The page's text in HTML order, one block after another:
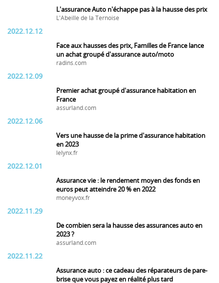
L'assurance Auto n'échappe pas à la hausse des prix
L'Abeille de la Ternoise
2022.12.12
Face aux hausses des prix, Familles de France lance
un achat groupé d'assurance auto/moto
radins.com
2022.12.09
Premier achat groupé d'assurance habitation en
France
assurland.com
2022.12.06
Vers une hausse de la prime d'assurance habitation
en 2023
lelynx.fr
2022.12.01
Assurance vie : le rendement moyen des fonds en
euros peut atteindre 20 % en 2022
moneyvox.fr
2022.11.29
De combien sera la hausse des assurances auto en
2023 ?
assurland.com
2022.11.22
Assurance auto : ce cadeau des réparateurs de pare-
brise que vous payez en réalité plus tard